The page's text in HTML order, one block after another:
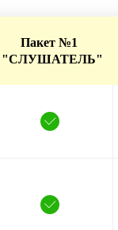
Пакет №1
"СЛУШАТЕЛЬ"